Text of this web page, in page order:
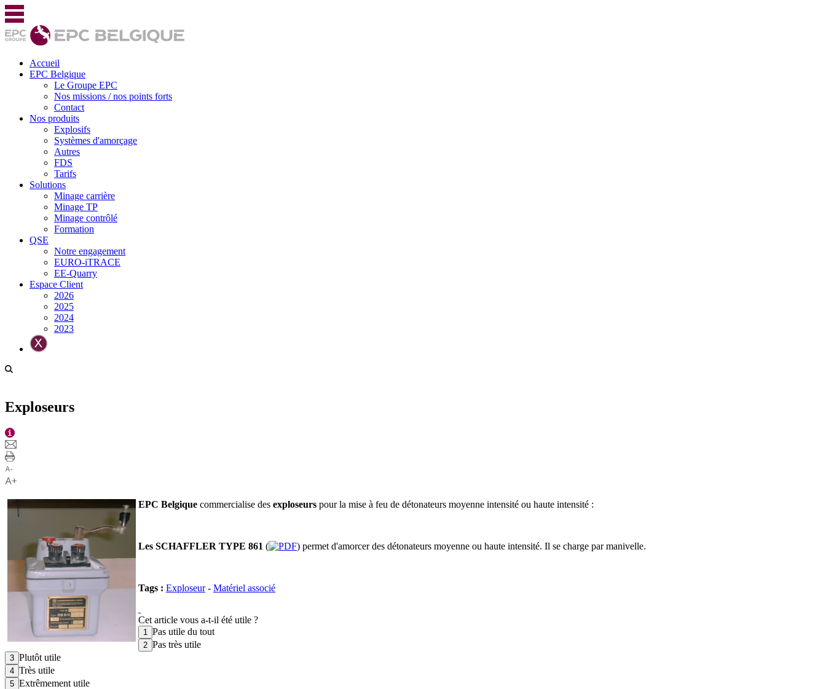
Accueil
EPC Belgique
Le Groupe EPC
Nos missions / nos points forts
Contact
Nos produits
Explosifs
Systèmes d'amorçage
Autres
FDS
Tarifs
Solutions
Minage carrière
Minage TP
Minage contrôlé
Formation
QSE
Notre engagement
EURO-iTRACE
EE-Quarry
Espace Client
2026
2025
2024
2023
Exploseurs
EPC Belgique commercialise des exploseurs pour la mise à feu de détonateurs moyenne intensité ou haute intensité :
Les SCHAFFLER TYPE 861 ( ) permet d'amorcer des détonateurs moyenne ou haute intensité. Il se charge par manivelle.
Tags : Exploseur- Matériel associé
Cet article vous a-t-il été utile ?
Pas utile du tout
Pas très utile
Plutôt utile
Très utile
Extrêmement utile